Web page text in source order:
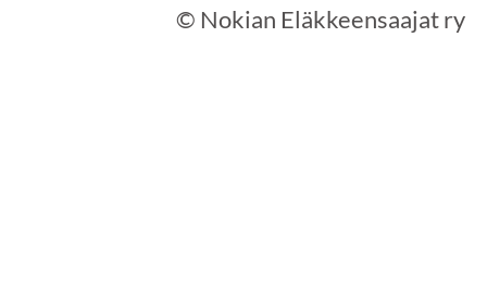
© Nokian Eläkkeensaajat ry